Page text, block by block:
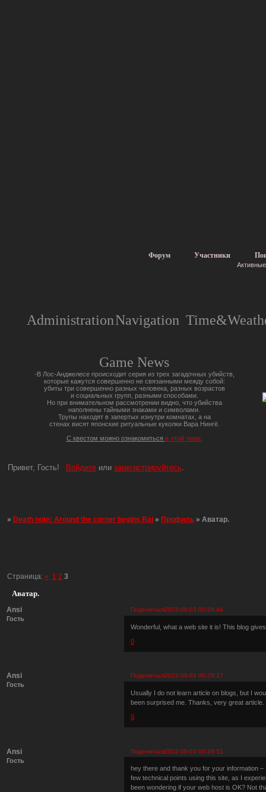
Форум Участники
AdministrationNavigation
Game News
-В Лос-Анджелесе происходит серия из трех загадочных убийств,
которые кажутся совершенно не связанными между собой:
убиты три совершенно разных человека, разных возрастов
и социальных групп, разными способами.
Но при внимательном рассмотрении видно, что убийства
наполнены тайными знаками и символами.
Трупы находят в запертых изнутри комнатах, а на
стенах висят японские ритуальные куколки Вара Нингё.
С квестом можно ознакомиться в этой теме.
Привет, Гость! Войдитеили зарегистрируйтесь.
»Death note: Around the corner begins Rai »Профиль »Аватар.
Аватар.
Страница:« 1 2 3
Поделиться2022-06-03 00:28:44
Ansi
Гость
Wonderful, what a web site it is! This blog
0
Поделиться2022-06-03 00:29:17
Ansi
Гость
Usually I do not learn article on blogs, but I
been surprised me. Thanks, very great article.
0
Поделиться2022-06-03 00:29:51
Ansi
Гость
hey there and thank you for your information
few technical points using this site, as I
been wondering if your web host is OK? Not